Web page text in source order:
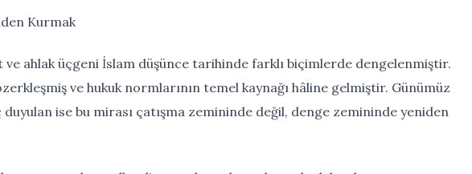
Kurmak
ve ahlak üçgeni İslam düşünce tarihinde farklı biçimlerde dengelenmiştir.
ve hukuk normlarının temel kaynağı hâline gelmiştir. Günümüz
duyulan ise bu mirası çatışma zemininde değil, denge zemininde yeniden